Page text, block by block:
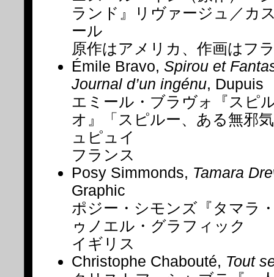
ランド』リヴァージュ／カ
ール
原作はアメリカ、作画はフ
Émile Bravo, Spirou et
Journal d’un ingénu, Dupuis
エミール・ブラヴォ『スピ
オ』「スピルー、ある無邪
ュピュイ
フランス
Posy Simmonds, Tamara
Graphic
ポジー・シモンズ『タマラ
ゥノエル・グラフィック
イギリス
Christophe Chabouté, Tout